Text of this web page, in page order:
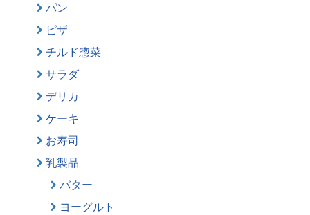
パン
ピザ
チルド惣菜
サラダ
デリカ
ケーキ
お寿司
乳製品
バター
ヨーグルト